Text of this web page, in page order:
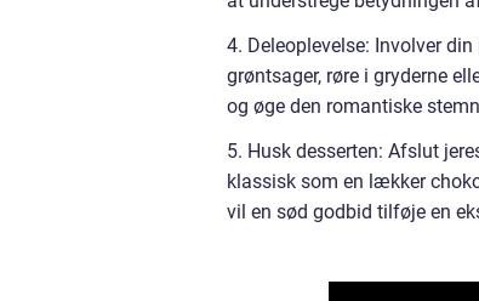
4. Deleoplevelse: Involver
grøntsager, røre i gryderne
og øge den romantiske
5. Husk desserten: Afslut
klassisk som en lækker
vil en sød godbid tilføje en